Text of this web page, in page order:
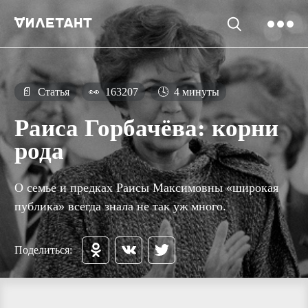
📄 Статья 👀 163207 🕓 4 минуты
Раиса Горбачёва: корни
рода
О семье и предках Раисы Максимовны «широкая
публика» всегда знала не так уж много.
Поделиться: